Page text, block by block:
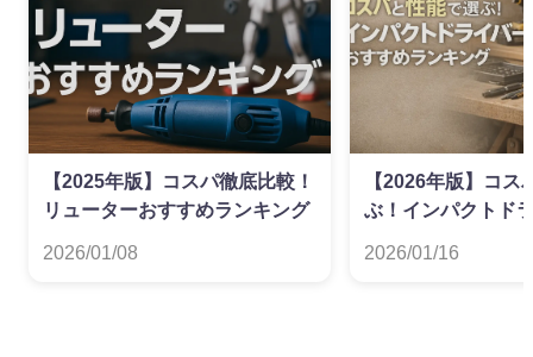
【2025年版】コスパ徹底比較！
リューターおすすめランキング
2026/01/08
【2026年版】コス
ぶ！インパクトド
2026/01/16